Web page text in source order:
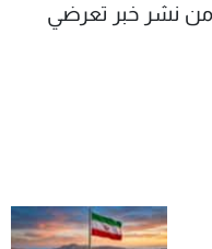
ومن نشر خبر تعرضي